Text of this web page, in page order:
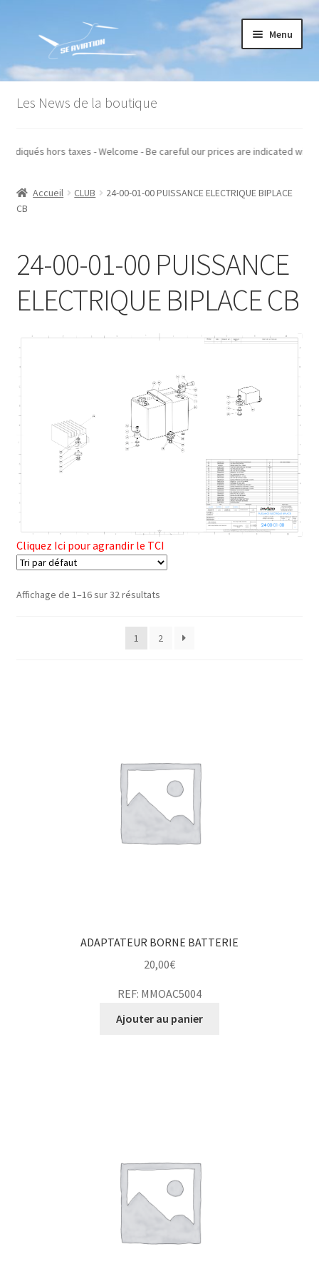
la
navigation
contenu
Menu
Accueil
Conditions générales de vente
Mon compte
Panier
Recommandations techniques
Les News de la boutique
prix sont indiqués hors taxes - Welcome - Be careful our prices are
Accueil CLUB
24-00-01-00 PUISSANCE ELECTRIQUE BIPLACE
CB
24-00-01-00 PUISSANCE
ELECTRIQUE BIPLACE CB
Cliquez Ici pour agrandir le TCI
Affichage de 1–16 sur 32 résultats
1 2
ADAPTATEUR BORNE BATTERIE
20,00€
REF: MMOAC5004
Ajouter au panier